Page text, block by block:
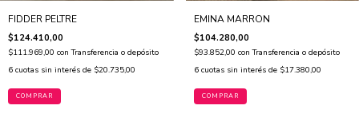
FIDDER PELTRE
$124.410,00
$111.969,00 con Transferencia o depósito
6 cuotas sin interés de $20.735,00
COMPRAR
EMINA MARRON
$104.280,00
$93.852,00 con Transferencia o depósito
6 cuotas sin interés de $17.380,00
COMPRAR